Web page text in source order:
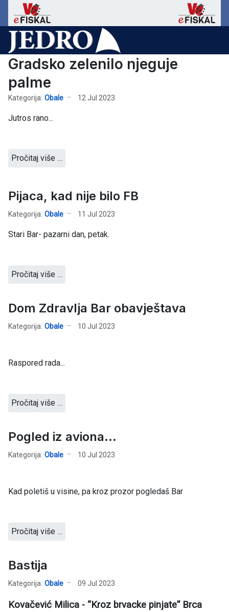
Gradsko zelenilo njeguje
palme
Kategorija: Obale 12 Jul 2023
Jutros rano...
Pročitaj više …
Pijaca, kad nije bilo FB
Kategorija: Obale 11 Jul 2023
Stari Bar- pazarni dan, petak.
Pročitaj više …
Dom Zdravlja Bar obavještava
Kategorija: Obale 10 Jul 2023
Raspored rada...
Pročitaj više …
Pogled iz aviona...
Kategorija: Obale 10 Jul 2023
Kad poletiš u visine, pa kroz prozor pogledaš Bar
Pročitaj više …
Bastija
Kategorija: Obale 09 Jul 2023
Kovačević Milica - “Kroz brvacke pinjate” Brca